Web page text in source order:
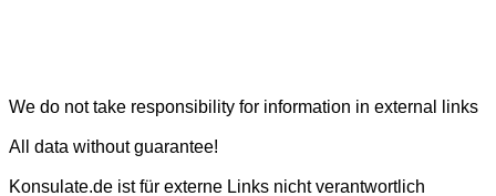
We do not take responsibility for information in external links
All data without guarantee!
Konsulate.de ist für externe Links nicht verantwortlich